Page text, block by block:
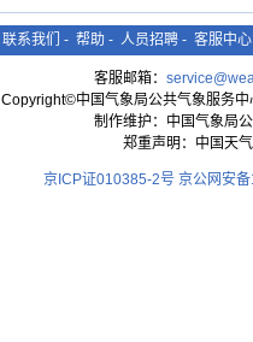
联系我们 - 帮助 - 人员招聘 - 客服中心
客服邮箱：
Copyright©中国气象局公共气象服务
制作维护：中国气象局
郑重声明：中国天
京ICP证010385-2号 京公网安